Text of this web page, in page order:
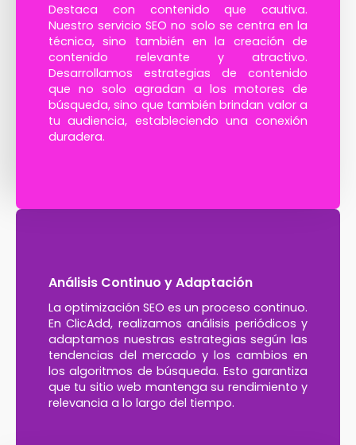
Destaca con contenido que cautiva.
Nuestro servicio SEO no solo se centra en la
técnica, sino también en la creación de
contenido relevante y atractivo.
Desarrollamos estrategias de contenido
que no solo agradan a los motores de
búsqueda, sino que también brindan valor a
tu audiencia, estableciendo una conexión
duradera.
Análisis Continuo y Adaptación
La optimización SEO es un proceso continuo.
En ClicAdd, realizamos análisis periódicos y
adaptamos nuestras estrategias según las
tendencias del mercado y los cambios en
los algoritmos de búsqueda. Esto garantiza
que tu sitio web mantenga su rendimiento y
relevancia a lo largo del tiempo.